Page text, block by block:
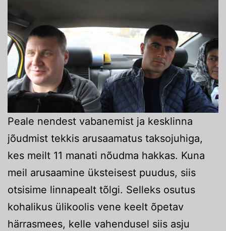
Peale nendest vabanemist ja kesklinna
jõudmist tekkis arusaamatus taksojuhiga,
kes meilt 11 manati nõudma hakkas. Kuna
meil arusaamine üksteisest puudus, siis
otsisime linnapealt tõlgi. Selleks osutus
kohalikus ülikoolis vene keelt õpetav
härrasmees, kelle vahendusel siis asju